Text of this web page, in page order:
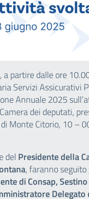
partire dalle ore
Servizi Assicurativi
Annuale 2025
dei deputati,
Monte Citorio, 10 –
del Presidente della
, faranno seguito
di Consap, Sestino
Delegato